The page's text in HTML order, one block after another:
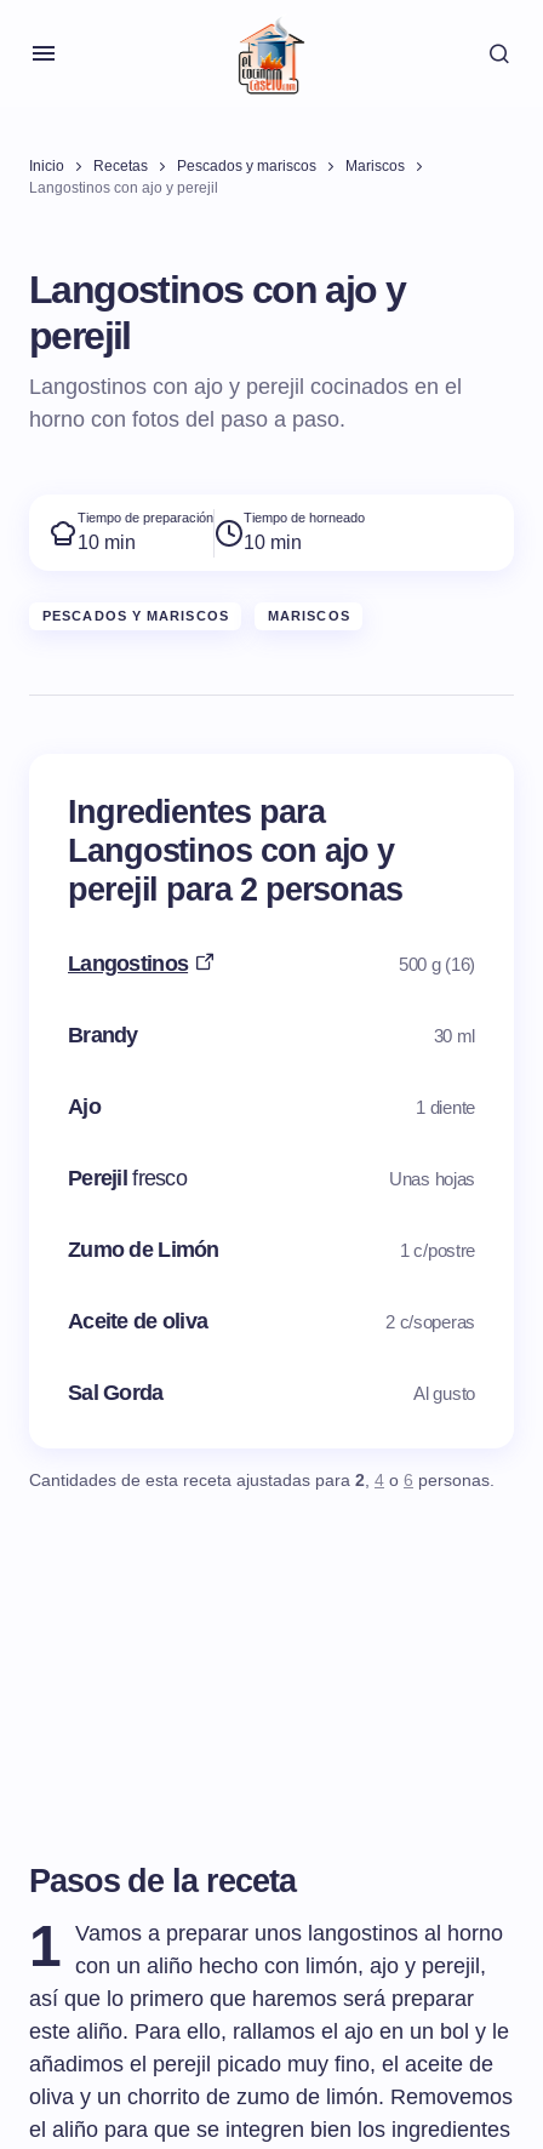
Inicio Recetas Pescados y mariscos
Mariscos
Langostinos con ajo y perejil
Langostinos con ajo y
perejil
Langostinos con ajo y perejil cocinados en el
horno con fotos del paso a paso.
Tiempo de preparación
10 min
Tiempo de horneado
10 min
PESCADOS Y MARISCOS MARISCOS
Ingredientes para
Langostinos con ajo y
perejil para 2 personas
Langostinos 500 g (16)
Brandy 30 ml
Ajo 1 diente
Perejilfresco Unas hojas
Zumo de Limón 1 c/postre
Aceite de oliva 2 c/soperas
Sal Gorda Al gusto
Cantidades de esta receta ajustadas para 2, 4 o 6 personas.
Pasos de la receta
1
Vamos a preparar unos langostinos al horno
con un aliño hecho con limón, ajo y perejil,
así que lo primero que haremos será preparar
este aliño. Para ello, rallamos el ajo en un bol y le
añadimos el perejil picado muy fino, el aceite de
oliva y un chorrito de zumo de limón. Removemos
el aliño para que se integren bien los ingredientes